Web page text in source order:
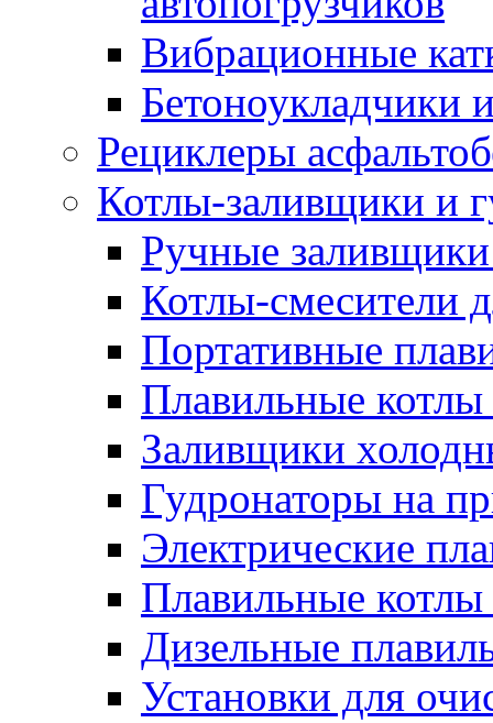
Вибрационные
Бетоноукладчики
Рециклеры
Котлы-заливщики и
Ручные заливщики
Котлы-смесители
Портативные
Плавильные
Заливщики
Гудронаторы на
Электрические
Плавильные
Дизельные
Установки для